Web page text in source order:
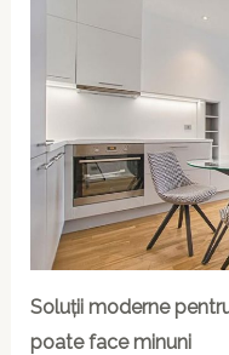
Soluții moderne
poate face minuni